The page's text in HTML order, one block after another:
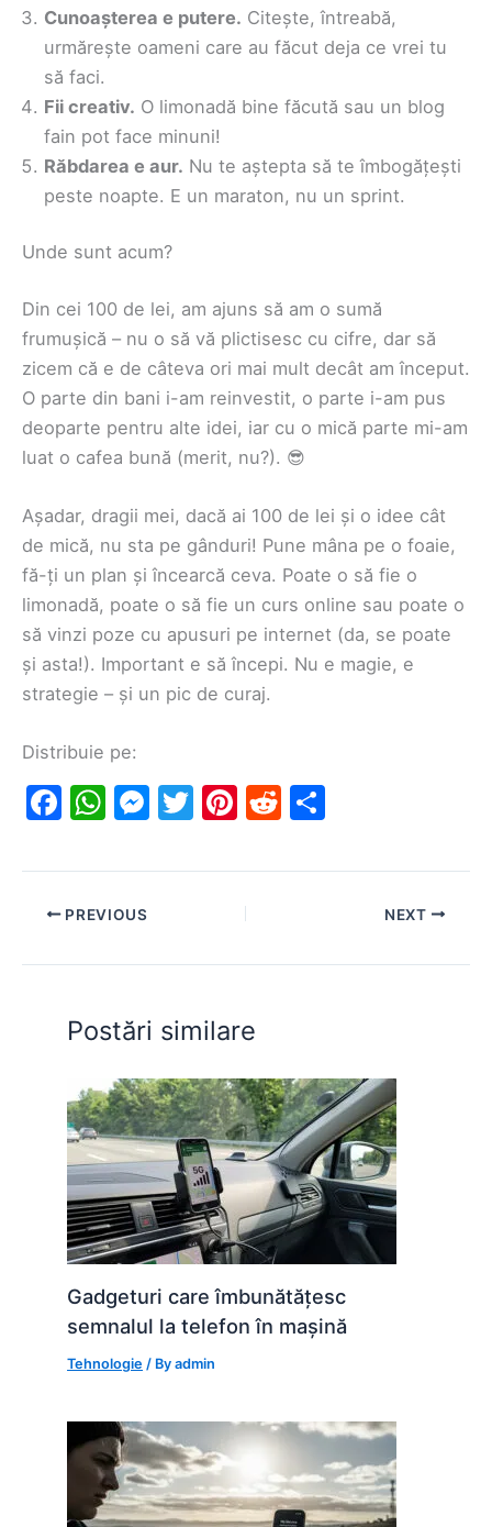
Cunoașterea e putere. Citește, întreabă,
urmărește oameni care au făcut deja ce vrei tu
să faci.
Fii creativ. O limonadă bine făcută sau un blog
fain pot face minuni!
Răbdarea e aur. Nu te aștepta să te îmbogățești
peste noapte. E un maraton, nu un sprint.
Unde sunt acum?
Din cei 100 de lei, am ajuns să am o sumă
frumușică – nu o să vă plictisesc cu cifre, dar să
zicem că e de câteva ori mai mult decât am început.
O parte din bani i-am reinvestit, o parte i-am pus
deoparte pentru alte idei, iar cu o mică parte mi-am
luat o cafea bună (merit, nu?). 😎
Așadar, dragii mei, dacă ai 100 de lei și o idee cât
de mică, nu sta pe gânduri! Pune mâna pe o foaie,
fă-ți un plan și încearcă ceva. Poate o să fie o
limonadă, poate o să fie un curs online sau poate o
să vinzi poze cu apusuri pe internet (da, se poate
și asta!). Important e să începi. Nu e magie, e
strategie – și un pic de curaj.
Distribuie pe:
F
c
e
o
o
k
W
at
s
p
p
M
s
n
g
er
T
itt
Pi
er
e
R
d ar
PREVIOUS NEXT
Postări similare
Gadgeturi care îmbunătățesc
semnalul la telefon în mașină
Tehnologie / Byadmin